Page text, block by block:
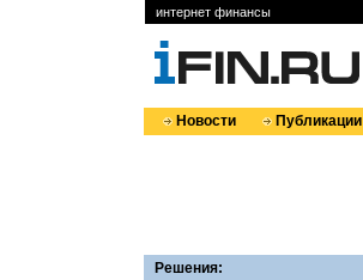
интернет финансы
Новости Публикации
Решения: